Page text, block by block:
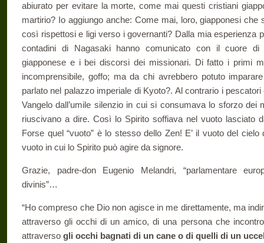
abiurato per evitare la morte, come mai questi cristiani
martirio? Io aggiungo anche: Come mai, loro, giapponesi
così rispettosi e ligi verso i governanti? Dalla mia esperienza
contadini di Nagasaki hanno comunicato con il cuore
giapponese e i bei discorsi dei missionari. Di fatto i primi
incomprensibile, goffo; ma da chi avrebbero potuto
parlato nel palazzo imperiale di Kyoto?. Al contrario i
Vangelo dall’umile silenzio in cui si consumava lo sforzo
riuscivano a dire. Così lo Spirito soffiava nel vuoto lasciato
Forse quel “vuoto” è lo stesso dello Zen! E’ il vuoto del cielo
vuoto in cui lo Spirito può agire da signore.
Grazie, padre-don Eugenio Melandri, “parlamentare
divinis”…
“Ho compreso che Dio non agisce in me direttamente, ma
attraverso gli occhi di un amico, di una persona che
attraverso gli occhi bagnati di un cane o di quelli di un